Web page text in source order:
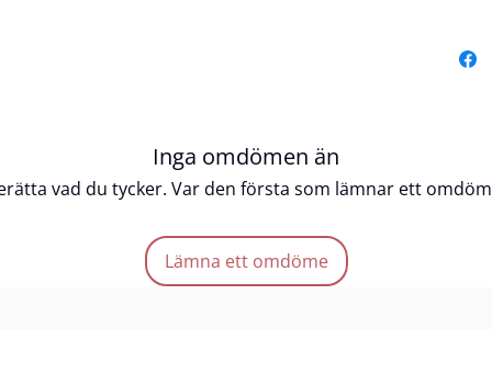
Inga omdömen än
vad du tycker. Var den första som lämnar ett
Lämna ett omdöme